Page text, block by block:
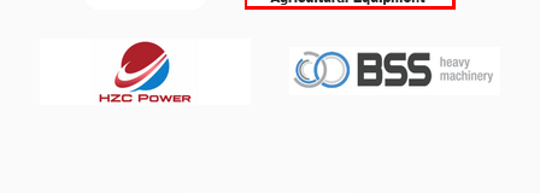
Herramientas De Torneado
Herramientas De Torno
Herramientas Para